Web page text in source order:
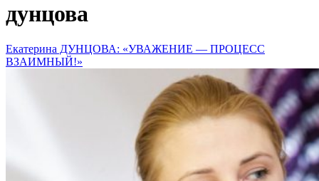
дунцова
Екатерина ДУНЦОВА: «УВАЖЕНИЕ — ПРОЦЕСС
ВЗАИМНЫЙ!»